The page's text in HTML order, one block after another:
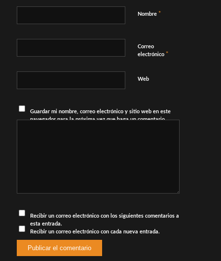
Nombre *
Correo
electrónico *
Web
Guardar mi nombre, correo electrónico y sitio web en este
navegador para la próxima vez que haga un comentario.
Recibir un correo electrónico con los siguientes comentarios a
esta entrada.
Recibir un correo electrónico con cada nueva entrada.